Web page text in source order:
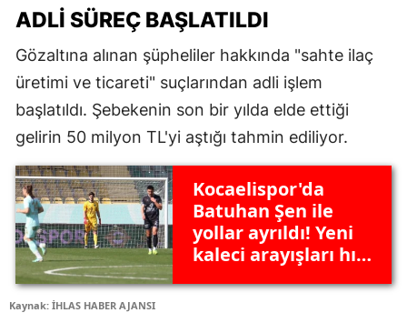
ADLI SÜREÇ BAŞLATILDI
Gözaltına alınan şüpheliler hakkında "sahte ilaç
üretimi ve ticareti" suçlarından adli işlem
başlatıldı. Şebekenin son bir yılda elde ettiği
gelirin 50 milyon TL'yi aştığı tahmin ediliyor.
Kocaelispor'da
Batuhan Şen ile
yollar ayrıldı! Yeni
kaleci arayışları hız
Kaynak: İHLAS HABER AJANSI